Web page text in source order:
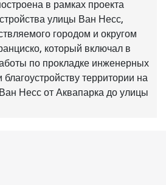
в рамках проекта
улицы Ван Несс,
городом и округом
который включал в
по прокладке инженерных
благоустройству территории на
Несс от Аквапарка до улицы